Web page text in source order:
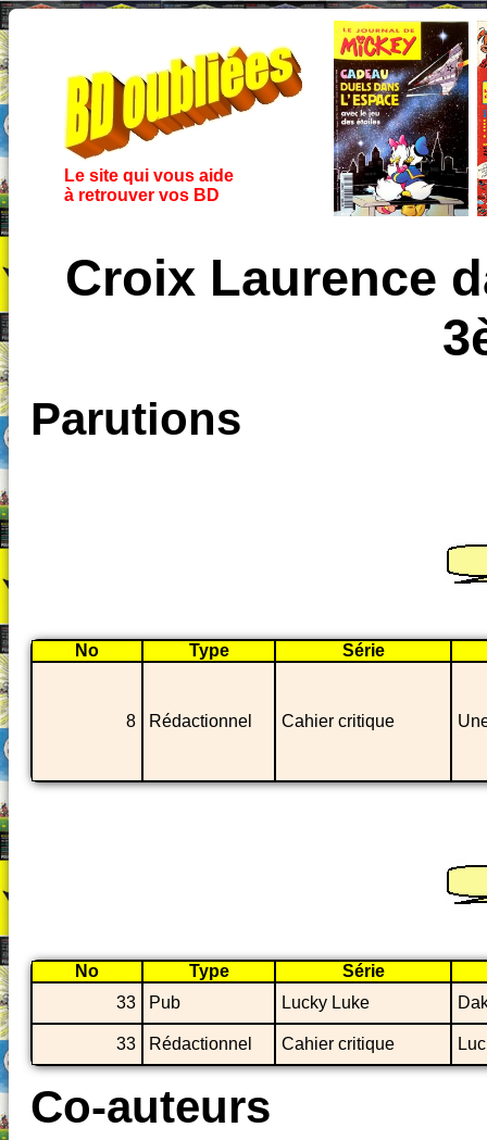
Le site qui vous aide
à retrouver vos BD
Croix Laurence
Parutions
No Type Série
8 Rédactionnel Cahier critique
No Type
Série
33
Pub Lucky Luke
33 Rédactionnel Cahier critique
Co-auteurs